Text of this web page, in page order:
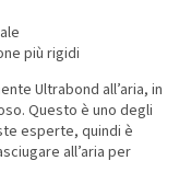
più rigidi
Ultrabond all’aria, in
Questo è uno degli
esperte, quindi è
all’aria per